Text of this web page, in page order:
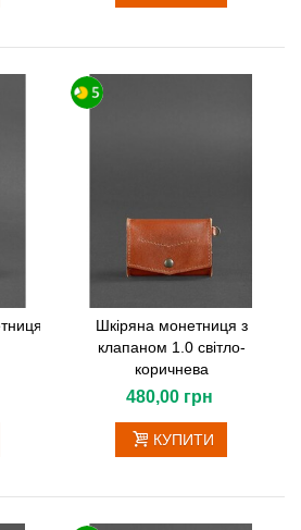
з клапаном 1.0 червоний
Шкіряна монетниця з
клапаном 1.0 світло-
коричнева
480,00 грн
КУПИТИ